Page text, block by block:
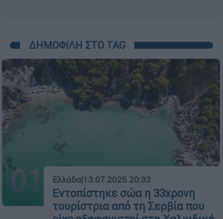
ΔΗΜΟΦΙΛΗ ΣΤΟ TAG
01 Ελλάδα|13.07.2025 20:33
Εντοπίστηκε σώα η 33χρονη
τουρίστρια από τη Σερβία που